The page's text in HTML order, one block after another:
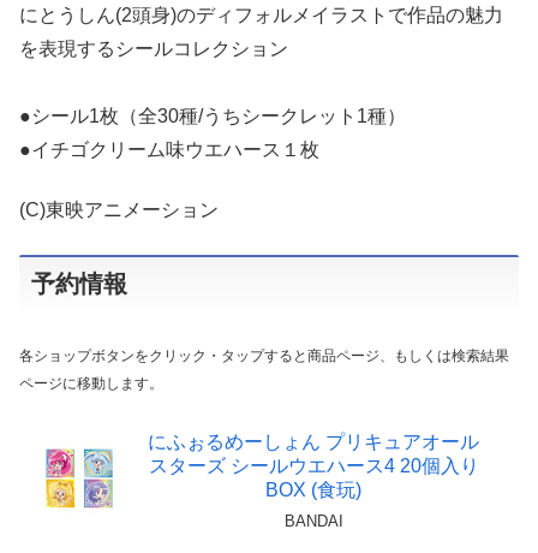
にとうしん(2頭身)のディフォルメイラストで作品の魅力
を表現するシールコレクション
●シール1枚（全30種/うちシークレット1種）
●イチゴクリーム味ウエハース１枚
(C)東映アニメーション
予約情報
各ショップボタンをクリック・タップすると商品ページ、もしくは検索結果
ページに移動します。
にふぉるめーしょん プリキュアオール
スターズ シールウエハース4 20個入り
BOX (食玩)
BANDAI